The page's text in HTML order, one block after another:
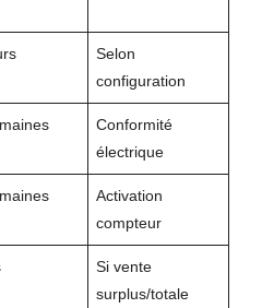
Selon
configuration
Conformité
électrique
Activation
compteur
Si vente
surplus/totale